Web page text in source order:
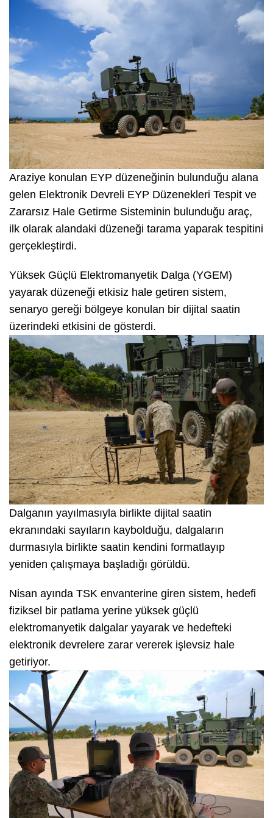
Araziye konulan EYP düzeneğinin bulunduğu alana
gelen Elektronik Dev­reli EYP Düzenekleri Tespit ve
Zararsız Hale Getirme Sisteminin bulunduğu araç,
ilk olarak alandaki düzeneği tarama yaparak tespitini
gerçekleştirdi.
Yüksek Güçlü Elektromanyetik Dalga (YGEM)
yayarak düzeneği etkisiz hale getiren sistem,
senaryo gereği bölgeye konulan bir dijital saatin
üzerindeki etkisini de gösterdi.
Dalganın yayılmasıyla birlikte dijital saatin
ekranındaki sayıların kaybolduğu, dalgaların
durmasıyla birlikte saatin kendini formatlayıp
yeniden çalışmaya başladığı görüldü.
Nisan ayında TSK envanterine giren sistem, hedefi
fiziksel bir patlama yerine yüksek güçlü
elektromanyetik dalgalar yayarak ve hedefteki
elektronik devrelere zarar vererek işlevsiz hale
getiriyor.